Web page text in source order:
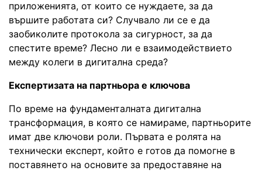
приложенията, от които се нуждаете, за да
вършите работата си? Случвало ли се е да
заобиколите протокола за сигурност, за да
спестите време? Лесно ли е взаимодействието
между колеги в дигитална среда?
Експертизата на партньора е ключова
По време на фундаменталната дигитална
трансформация, в която се намираме, партньорите
имат две ключови роли. Първата е ролята на
технически експерт, който е готов да помогне в
поставянето на основите за предоставяне на